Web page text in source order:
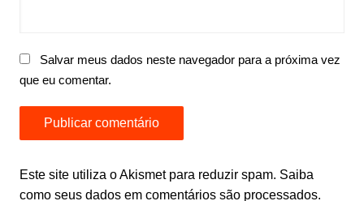
Salvar meus dados neste navegador para a próxima vez
que eu comentar.
Este site utiliza o Akismet para reduzir spam. Saiba
como seus dados em comentários são processados.